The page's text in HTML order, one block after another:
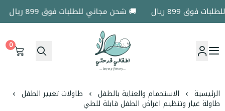
899 ريال 🚚 شحن مجاني للطلبات فوق 899 ريال
اطفالي فرحتي
0
الرئيسية الاستحمام والعناية بالطفل طاولات تغيير الطفل
طاولة غيار وتنظيم اغراض الطفل قابلة للطي